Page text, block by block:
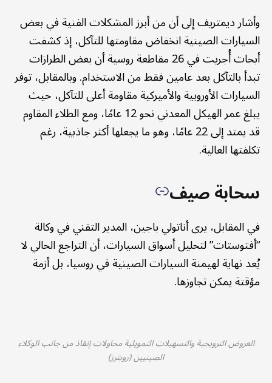
وأشار ديمتريف إلى أن من أبرز المشكلات الفنية في بعض
السيارات الصينية انخفاض مقاومتها للتآكل، إذ كشفت
أبحاث أُجريت في 26 مقاطعة روسية أن بعض الطرازات
تبدأ بالتآكل بعد عامين فقط من الاستخدام. وبالمقابل، توفر
السيارات الأوروبية والأميركية مقاومة أعلى للتآكل، حيث
يبلغ عمر الهيكل المعدني نحو 12 عامًا، ومع الطلاء المقاوم
قد يمتد إلى 22 عامًا، وهو ما يجعلها أكثر جاذبية، رغم
تكلفتها العالية.
سحابة صيف
في المقابل، يرى أناتولي باجين، المدير التقني في وكالة
“أفتوستات” لتحليل أسواق السيارات، أن التراجع الحالي لا
يُعد نهاية لهيمنة السيارات الصينية في روسيا، بل أزمة
مؤقتة يمكن تجاوزها.
العروض الترويجية والتسهيلات التمويلية محاولات إنقاذ من جانب الوكلاء
الصينيين (رويترز)